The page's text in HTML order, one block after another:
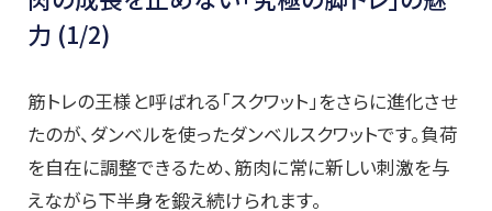
力 (1/2)
筋トレの王様と呼ばれる「スクワット」をさらに進化させ
たのが、ダンベルを使ったダンベルスクワットです。負荷
を自在に調整できるため、筋肉に常に新しい刺激を与
えながら下半身を鍛え続けられます。